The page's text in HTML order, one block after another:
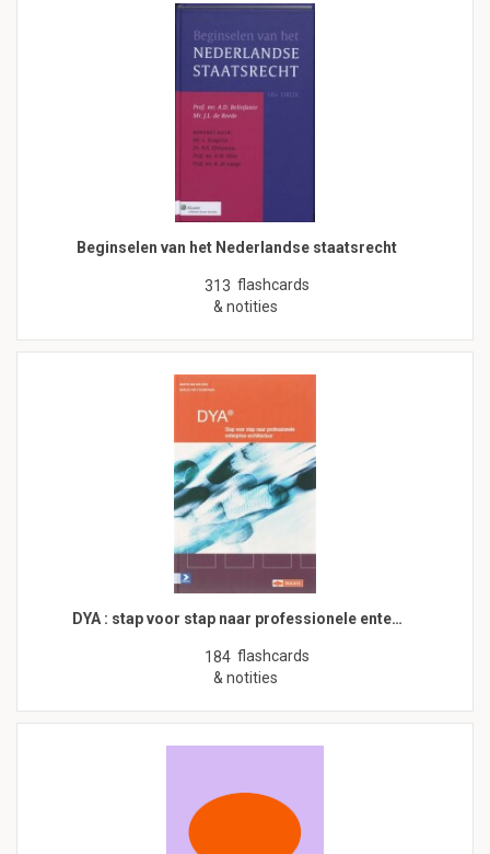
Beginselen van het Nederlandse staatsrecht
313 flashcards
& notities
DYA : stap voor stap naar professionele ente…
184 flashcards
& notities